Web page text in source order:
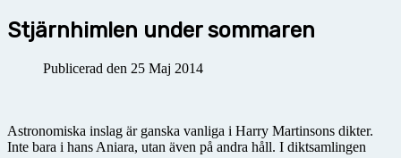
Stjärnhimlen under sommaren
Publicerad den 25 Maj 2014
Astronomiska inslag är ganska vanliga i Harry Martinsons dikter.
Inte bara i hans Aniara, utan även på andra håll. I diktsamlingen